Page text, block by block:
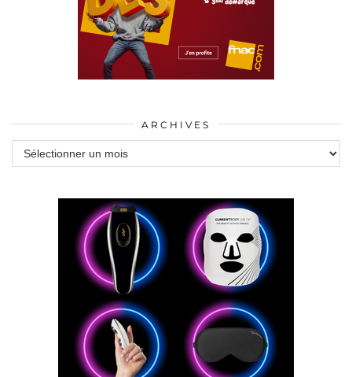
ARCHIVES
Archives